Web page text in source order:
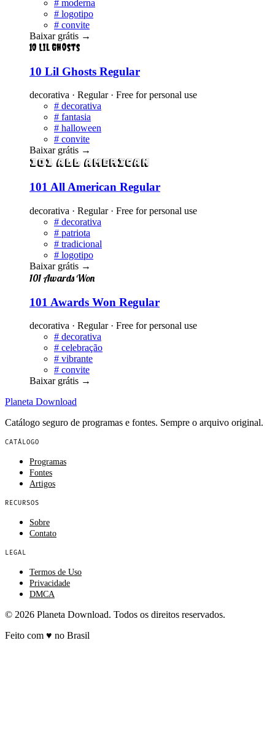
# moderna
# logotipo
# convite
Baixar grátis →
10 Lil Ghosts
10 Lil Ghosts Regular
decorativa · Regular · Free for personal use
# decorativa
# fantasia
# halloween
# convite
Baixar grátis →
101 All American
101 All American Regular
decorativa · Regular · Free for personal use
# decorativa
# patriota
# tradicional
# logotipo
Baixar grátis →
101 Awards Won
101 Awards Won Regular
decorativa · Regular · Free for personal use
# decorativa
# celebração
# vibrante
# convite
Baixar grátis →
Planeta Download
Catálogo seguro de programas e fontes. Sempre o arquivo original.
CATÁLOGO
Programas
Fontes
Artigos
RECURSOS
Sobre
Contato
LEGAL
Termos de Uso
Privacidade
DMCA
© 2026 Planeta Download. Todos os direitos reservados.
Feito com ♥ no Brasil